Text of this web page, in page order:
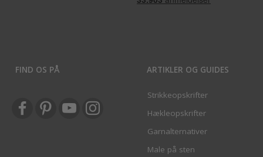
FIND OS PÅ ARTIKLER OG GUIDES
Strikkeopskrifter
Hækleopskrifter
Garnalternativer
Male på sten